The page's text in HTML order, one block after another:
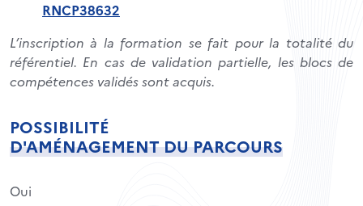
RNCP38632
L’inscription à la formation se fait pour la totalité du
référentiel. En cas de validation partielle, les blocs de
compétences validés sont acquis.
POSSIBILITÉ
D'AMÉNAGEMENT DU PARCOURS
Oui